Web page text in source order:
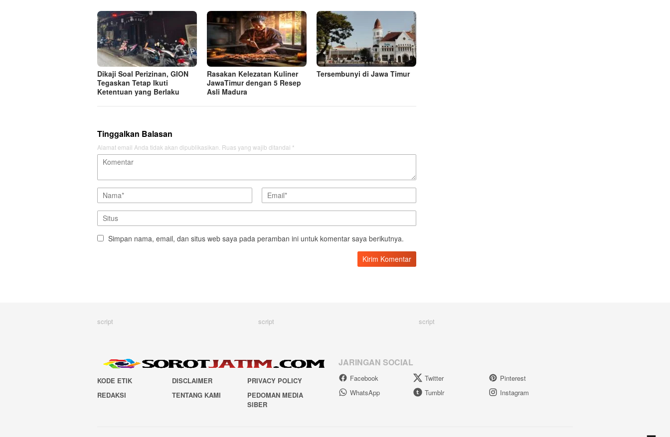
Dikaji Soal Perizinan, GION
Tegaskan Tetap Ikuti
Ketentuan yang Berlaku
Rasakan Kelezatan Kuliner
JawaTimur dengan 5 Resep
Asli Madura
Tersembunyi di Jawa Timur
Tinggalkan Balasan
Alamat email Anda tidak akan dipublikasikan. Ruas yang wajib ditandai *
Simpan nama, email, dan situs web saya pada peramban ini untuk komentar saya berikutnya.
script script script
KODE ETIK DISCLAIMER
PRIVACY POLICY
REDAKSI
TENTANG KAMI
PEDOMAN MEDIA
SIBER
JARINGAN SOCIAL
Facebook Twitter
Pinterest
WhatsApp
Tumblr Instagram